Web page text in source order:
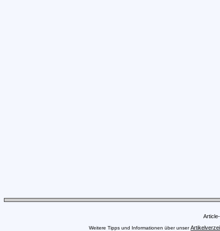
Weitere Tipps und Informationen über unser